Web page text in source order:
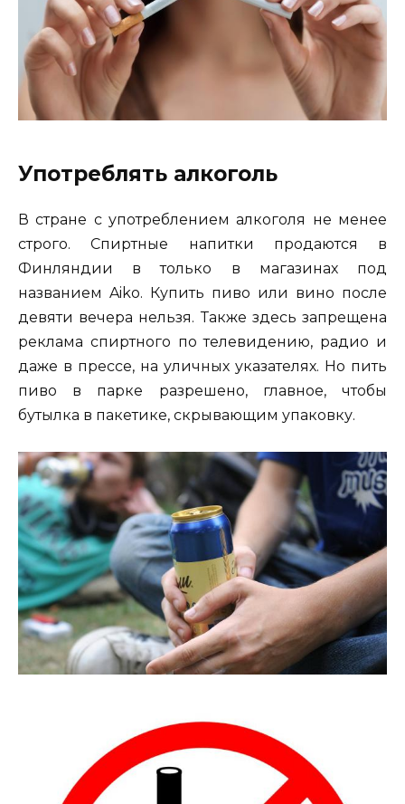
Употреблять алкоголь
В стране с употреблением алкоголя не менее
строго. Спиртные напитки продаются в
Финляндии в только в магазинах под
названием Aiko. Купить пиво или вино после
девяти вечера нельзя. Также здесь запрещена
реклама спиртного по телевидению, радио и
даже в прессе, на уличных указателях. Но пить
пиво в парке разрешено, главное, чтобы
бутылка в пакетике, скрывающим упаковку.